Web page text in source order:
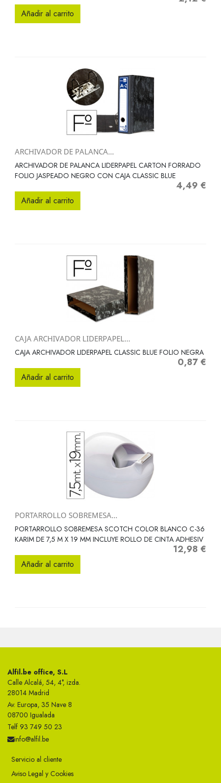
Añadir al carrito
ARCHIVADOR DE PALANCA...
ARCHIVADOR DE PALANCA LIDERPAPEL CARTON FORRADO
FOLIO JASPEADO NEGRO CON CAJA CLASSIC BLUE
Precio
4,49 €
Añadir al carrito
CAJA ARCHIVADOR LIDERPAPEL...
CAJA ARCHIVADOR LIDERPAPEL CLASSIC BLUE FOLIO NEGRA
Precio
0,87 €
Añadir al carrito
PORTARROLLO SOBREMESA...
PORTARROLLO SOBREMESA SCOTCH COLOR BLANCO C-36
KARIM DE 7,5 M X 19 MM INCLUYE ROLLO DE CINTA ADHESIV
Precio
12,98 €
Añadir al carrito
Alfil.be office, S.L
Calle Alcalá, 54, 4°, izda.
28014 Madrid
Av. Europa, 35 Nave 8
08700 Igualada
Telf 93 749 50 23
info@alfil.be
Servicio al cliente
Aviso Legal y Cookies